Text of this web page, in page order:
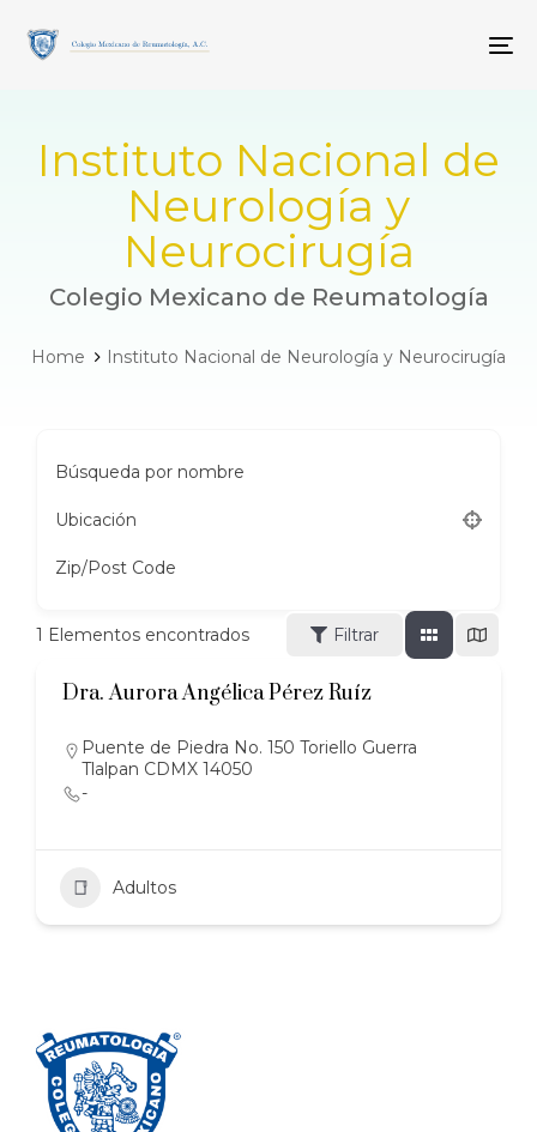
links
primary
contentInstituto Nacional de
Neurología y
Neurocirugía
Colegio Mexicano de Reumatología
Home Instituto Nacional de Neurología y Neurocirugía
Búsqueda por nombre
Ubicación
Zip/Post Code
1 Elementos encontrados Filtrar
Dra. Aurora Angélica Pérez Ruíz
Puente de Piedra No. 150 Toriello Guerra
Tlalpan CDMX 14050
-
Adultos